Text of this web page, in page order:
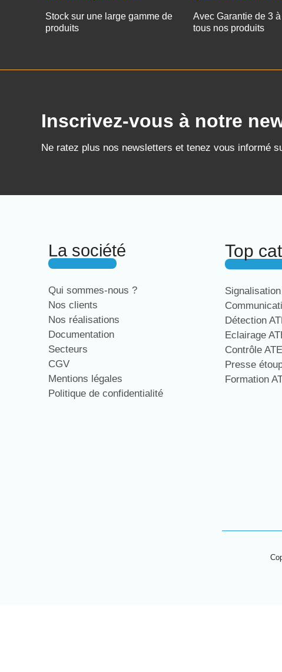
Stock sur une large gamme de
produits
Avec Garantie de 3
tous nos produits
Inscrivez-vous à notre
Ne ratez plus nos newsletters et tenez vous informé
La société
Qui sommes-nous ?
Nos clients
Nos réalisations
Documentation
Secteurs
CGV
Mentions légales
Politique de confidentialité
Top
Détection
Eclairage
Contrôle
Presse
Formation